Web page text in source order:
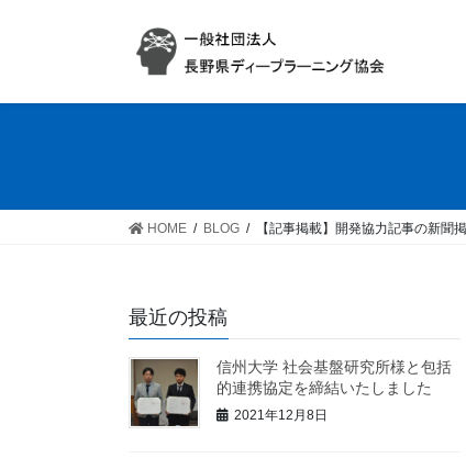
HOME BLOG 【記事掲載】開発協力記事の新聞
最近の投稿
信州大学 社会基盤研究所様と包括
的連携協定を締結いたしました
2021年12月8日